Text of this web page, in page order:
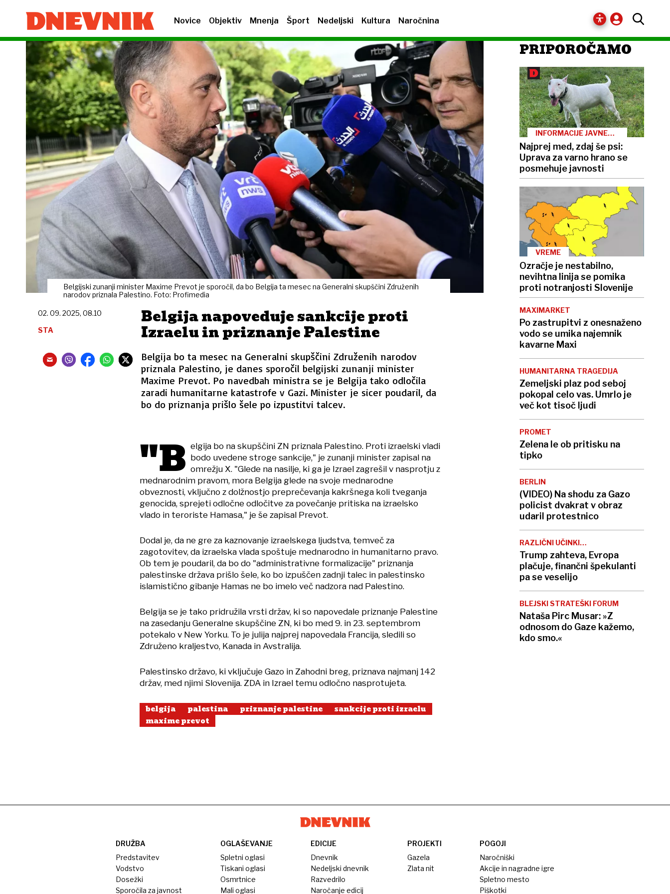
Novice Objektiv Mnenja Šport Nedeljski Kultura Naročnina
Belgijski zunanji minister Maxime Prevot je sporočil, da bo Belgija ta mesec na Generalni skupščini Združenih
narodov priznala Palestino. Foto: Profimedia
Belgija napoveduje sankcije proti
Izraelu in priznanje Palestine
Belgija bo ta mesec na Generalni skupščini Združenih narodov
priznala Palestino, je danes sporočil belgijski zunanji minister
Maxime Prevot. Po navedbah ministra se je Belgija tako odločila
zaradi humanitarne katastrofe v Gazi. Minister je sicer poudaril, da
bo do priznanja prišlo šele po izpustitvi talcev.
02. 09. 2025, 08.10
STA
"B elgija bo na skupščini ZN priznala Palestino. Proti izraelski vladi
bodo uvedene stroge sankcije," je zunanji minister zapisal na
omrežju X. "Glede na nasilje, ki ga je Izrael zagrešil v nasprotju z
mednarodnim pravom, mora Belgija glede na svoje mednarodne
obveznosti, vključno z dolžnostjo preprečevanja kakršnega koli tveganja
genocida, sprejeti odločne odločitve za povečanje pritiska na izraelsko
vlado in teroriste Hamasa," je še zapisal Prevot.
Dodal je, da ne gre za kaznovanje izraelskega ljudstva, temveč za
zagotovitev, da izraelska vlada spoštuje mednarodno in humanitarno pravo.
Ob tem je poudaril, da bo do "administrativne formalizacije" priznanja
palestinske država prišlo šele, ko bo izpuščen zadnji talec in palestinsko
islamistično gibanje Hamas ne bo imelo več nadzora nad Palestino.
Belgija se je tako pridružila vrsti držav, ki so napovedale priznanje Palestine
na zasedanju Generalne skupščine ZN, ki bo med 9. in 23. septembrom
potekalo v New Yorku. To je julija najprej napovedala Francija, sledili so
Združeno kraljestvo, Kanada in Avstralija.
Palestinsko državo, ki vključuje Gazo in Zahodni breg, priznava najmanj 142
držav, med njimi Slovenija. ZDA in Izrael temu odločno nasprotujeta.
belgija palestina priznanje palestine
sankcije proti izraelu
maxime prevot
PRIPOROČAMO
INFORMACIJE JAVNEGA
ZNAČAJA
Najprej med, zdaj še psi:
Uprava za varno hrano se
posmehuje javnosti
VREME
Ozračje je nestabilno,
nevihtna linija se pomika
proti notranjosti Slovenije
MAXIMARKET
Po zastrupitvi z onesnaženo
vodo se umika najemnik
kavarne Maxi
HUMANITARNA TRAGEDIJA
Zemeljski plaz pod seboj
pokopal celo vas. Umrlo je
več kot tisoč ljudi
PROMET
Zelena le ob pritisku na
tipko
BERLIN
(VIDEO) Na shodu za Gazo
policist dvakrat v obraz
udaril protestnico
RAZLIČNI UČINKI
OBOROŽITVE
Trump zahteva, Evropa
plačuje, finančni špekulanti
pa se veselijo
BLEJSKI STRATEŠKI FORUM
Nataša Pirc Musar: »Z
odnosom do Gaze kažemo,
kdo smo.«
DRUŽBA
Predstavitev
Vodstvo
Dosežki
Sporočila za javnost
OGLAŠEVANJE
Spletni oglasi
Tiskani oglasi
Osmrtnice
Mali oglasi
EDICIJE
Dnevnik
Nedeljski dnevnik
Razvedrilo
Naročanje edicij
PROJEKTI
Gazela
Zlata nit
POGOJI
Naročniški
Akcije in nagradne igre
Spletno mesto
Piškotki